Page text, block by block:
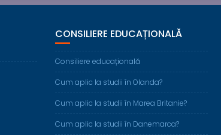
CONSILIERE EDUCAȚIONALĂ
Consiliere educațională
Cum aplic la studii în Olanda?
Cum aplic la studii în Marea Britanie?
Cum aplic la studii în Danemarca?